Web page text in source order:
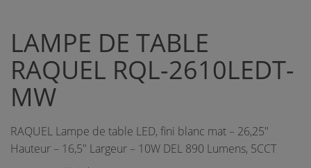
LAMPE DE TABLE
RAQUEL RQL-2610LEDT-
MW
RAQUEL Lampe de table LED, fini blanc mat – 26,25"
Hauteur – 16,5" Largeur – 10W DEL 890 Lumens, 5CCT